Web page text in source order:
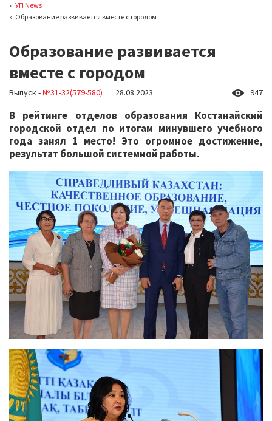
УП News
Образование развивается вместе с городом
Образование развивается
вместе с городом
Выпуск -№31-32(579-580) : 28.08.2023 947
В рейтинге отделов образования Костанайский
городской отдел по итогам минувшего учебного
года занял 1 место! Это огромное достижение,
результат большой системной работы.